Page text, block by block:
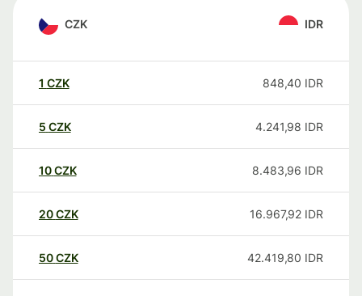
CZK IDR
1 CZK 848,40 IDR
5 CZK 4.241,98 IDR
10CZK 8.483,96 IDR
20CZK 16.967,92 IDR
50CZK 42.419,80 IDR